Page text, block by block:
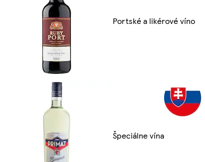
Portské a likérové víno
Špeciálne vína